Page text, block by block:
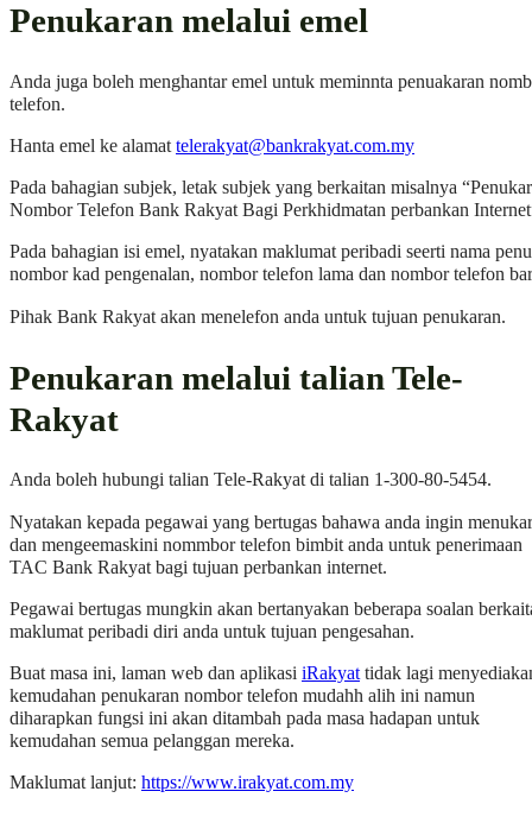
Penukaran melalui emel
Anda juga boleh menghantar emel untuk meminnta penuakaran
telefon.
Hanta emel ke alamattelerakyat@bankrakyat.com.my
Pada bahagian subjek, letak subjek yang berkaitan misalnya
Nombor Telefon Bank Rakyat Bagi Perkhidmatan perbankan
Pada bahagian isi emel, nyatakan maklumat peribadi seerti nama
nombor kad pengenalan, nombor telefon lama dan nombor telefon
Pihak Bank Rakyat akan menelefon anda untuk tujuan penukaran.
Penukaran melalui talian Tele-
Rakyat
Anda boleh hubungi talian Tele-Rakyat di talian 1-300-80-5454.
Nyatakan kepada pegawai yang bertugas bahawa anda ingin menukar
dan mengeemaskini nommbor telefon bimbit anda untuk penerimaan
TAC Bank Rakyat bagi tujuan perbankan internet.
Pegawai bertugas mungkin akan bertanyakan beberapa soalan
maklumat peribadi diri anda untuk tujuan pengesahan.
Buat masa ini, laman web dan aplikasi iRakyattidak lagi
kemudahan penukaran nombor telefon mudahh alih ini namun
diharapkan fungsi ini akan ditambah pada masa hadapan untuk
kemudahan semua pelanggan mereka.
Maklumat lanjut: https://www.irakyat.com.my